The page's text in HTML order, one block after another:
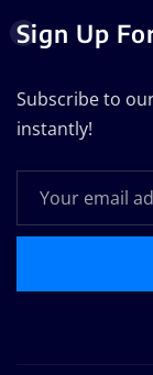
Sign Up
Subscribe to
instantly!